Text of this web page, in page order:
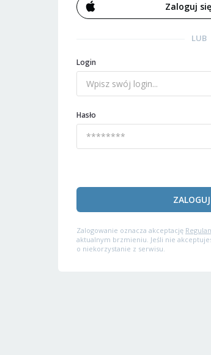
Zaloguj
LUB
Login
Hasło
Zalogowanie oznacza akceptację
aktualnym brzmieniu. Jeśli nie
o niekorzystanie z serwisu.